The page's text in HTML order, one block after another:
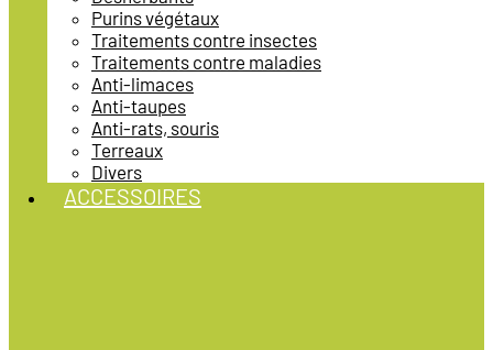
Purins végétaux
Traitements contre insectes
Traitements contre maladies
Anti-limaces
Anti-taupes
Anti-rats, souris
Terreaux
Divers
ACCESSOIRES